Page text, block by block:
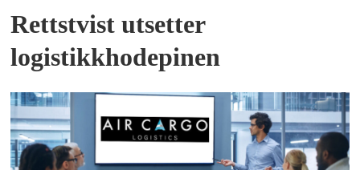
Rettstvist utsetter
logistikkhodepinen